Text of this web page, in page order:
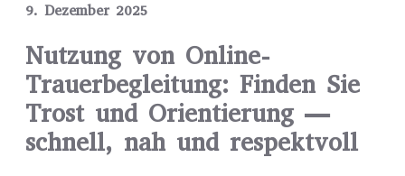
9. Dezember 2025
Nutzung von Online-
Trauerbegleitung: Finden Sie
Trost und Orientierung —
schnell, nah und respektvoll